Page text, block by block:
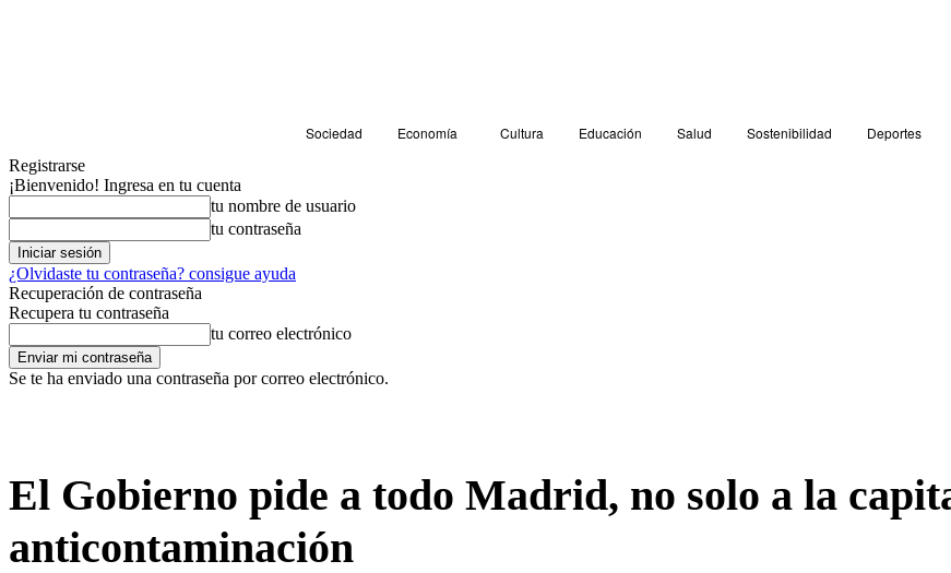
Sociedad Economía Cultura Educación Salud Sostenibilidad Deportes
Registrarse
¡Bienvenido! Ingresa en tu cuenta
tu nombre de usuario
tu contraseña
¿Olvidaste tu contraseña? consigue ayuda
Recuperación de contraseña
Recupera tu contraseña
tu correo electrónico
Se te ha enviado una contraseña por correo electrónico.
El Gobierno pide a todo Madrid, no solo a la
anticontaminación